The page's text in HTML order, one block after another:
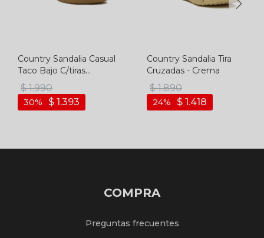
Country Sandalia Casual
Taco Bajo C/tiras
Cruzadas - Ambar-mix
$ 1.990
$ 1.393
30
Country Sandalia Tira
Cruzadas - Crema
$ 1.890
$ 1.418
24
COMPRA
Preguntas frecuentes